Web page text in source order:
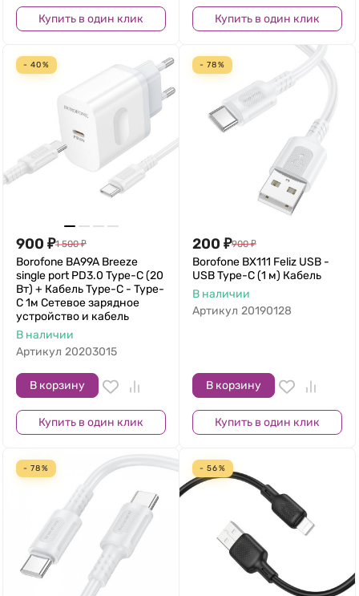
Купить в один клик Купить в один клик
- 40%
900 ₽1 500 ₽
Borofone BA99A Breeze
single port PD3.0 Type-C (20
Вт) + Кабель Type-C - Type-
C 1м Сетевое зарядное
устройство и кабель
В наличии
Артикул 20203015
В корзину
Купить в один клик
- 78%
200 ₽900 ₽
Borofone BX111 Feliz USB -
USB Type-C (1 м) Кабель
В наличии
Артикул 20190128
В корзину
Купить в один клик
- 78% - 56%